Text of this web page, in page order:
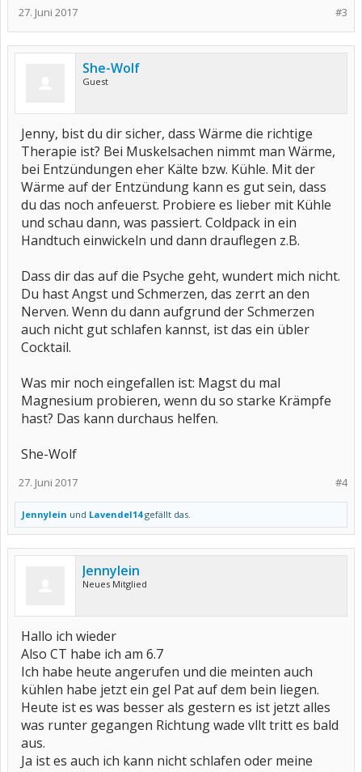
#3
27. Juni 2017
She-Wolf
Guest
Jenny, bist du dir sicher, dass Wärme die richtige
Therapie ist? Bei Muskelsachen nimmt man Wärme,
bei Entzündungen eher Kälte bzw. Kühle. Mit der
Wärme auf der Entzündung kann es gut sein, dass
du das noch anfeuerst. Probiere es lieber mit Kühle
und schau dann, was passiert. Coldpack in ein
Handtuch einwickeln und dann drauflegen z.B.
Dass dir das auf die Psyche geht, wundert mich nicht.
Du hast Angst und Schmerzen, das zerrt an den
Nerven. Wenn du dann aufgrund der Schmerzen
auch nicht gut schlafen kannst, ist das ein übler
Cocktail.
Was mir noch eingefallen ist: Magst du mal
Magnesium probieren, wenn du so starke Krämpfe
hast? Das kann durchaus helfen.
She-Wolf
#4
27. Juni 2017
Jennylein und Lavendel14gefällt das.
Jennylein
Neues Mitglied
Hallo ich wieder
Also CT habe ich am 6.7
Ich habe heute angerufen und die meinten auch
kühlen habe jetzt ein gel Pat auf dem bein liegen.
Heute ist es was besser als gestern es ist jetzt alles
was runter gegangen Richtung wade vllt tritt es bald
aus.
Ja ist es auch ich kann nicht schlafen oder meine